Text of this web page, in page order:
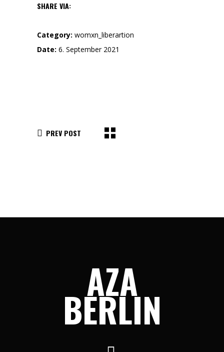
SHARE VIA:
Category: womxn_liberartion
Date: 6. September 2021
PREV POST
AZA
BERLIN